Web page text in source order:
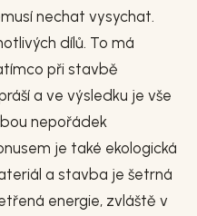
nechat vysychat.
dílů. To má
při stavbě
a ve výsledku je vše
nepořádek
je také ekologická
a stavba je šetrná
energie, zvláště v